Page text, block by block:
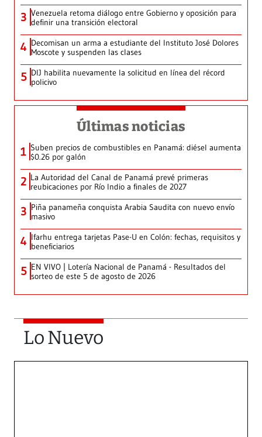
3 Venezuela retoma diálogo entre Gobierno y oposición para
definir una transición electoral
4 Decomisan un arma a estudiante del Instituto José Dolores
Moscote y suspenden las clases
5 DIJ habilita nuevamente la solicitud en línea del récord
policivo
Últimas noticias
1 Suben precios de combustibles en Panamá: diésel aumenta
$0.26 por galón
2 La Autoridad del Canal de Panamá prevé primeras
reubicaciones por Río Indio a finales de 2027
3 Piña panameña conquista Arabia Saudita con nuevo envío
masivo
4 Ifarhu entrega tarjetas Pase-U en Colón: fechas, requisitos y
beneficiarios
5 EN VIVO | Lotería Nacional de Panamá - Resultados del
sorteo de este 5 de agosto de 2026
Lo Nuevo